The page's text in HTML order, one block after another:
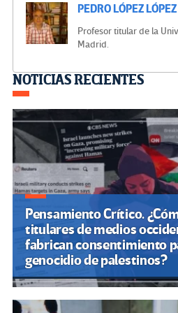
PEDRO LÓPEZ LÓPEZ
Profesor titular de la
Madrid.
Navegación
de
entradas
NOTICIAS RECIENTES
Pensamiento Crítico.
titulares de medios
fabrican consentimiento
genocidio de palestinos?